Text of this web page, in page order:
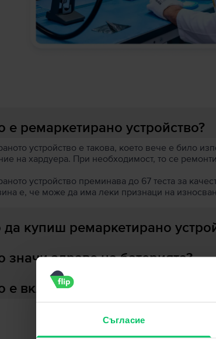
Съгласие
е ремаркетирано устройство?
устройство е такова, което вече е било
на хардуера. При необходимост, то се
устройство преминава до 67 теста за
е, че може да има леки признаци на
купиш ремаркетирано
значи здраве на батерията?
е включено в кутията?